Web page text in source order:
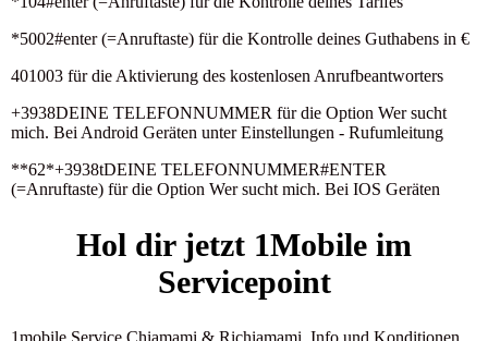
*5002#enter (=Anruftaste) für die Kontrolle deines Guthabens in €
401003 für die Aktivierung des kostenlosen Anrufbeantworters
+3938DEINE TELEFONNUMMER für die Option Wer sucht
mich. Bei Android Geräten unter Einstellungen - Rufumleitung
**62*+3938tDEINE TELEFONNUMMER#ENTER
(=Anruftaste) für die Option Wer sucht mich. Bei IOS Geräten
Hol dir jetzt 1Mobile im
Servicepoint
1mobile Service Chiamami & Richiamami. Info und Konditionen